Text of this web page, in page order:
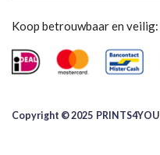
Koop betrouwbaar en veilig:
Copyright © 2025 ​PRINTS4YOU